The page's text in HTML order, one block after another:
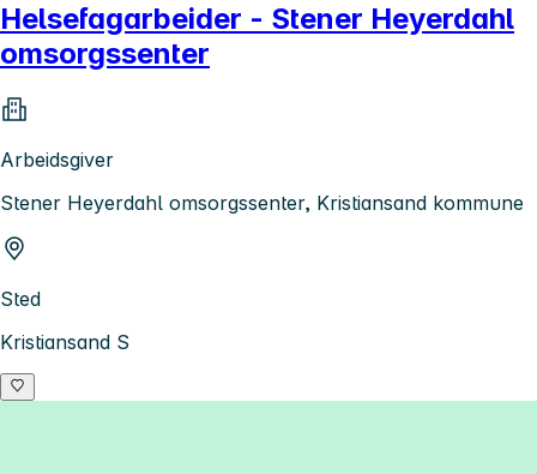
Helsefagarbeider - Stener Heyerdahl
omsorgssenter
Arbeidsgiver
Stener Heyerdahl omsorgssenter, Kristiansand kommune
Sted
Kristiansand S